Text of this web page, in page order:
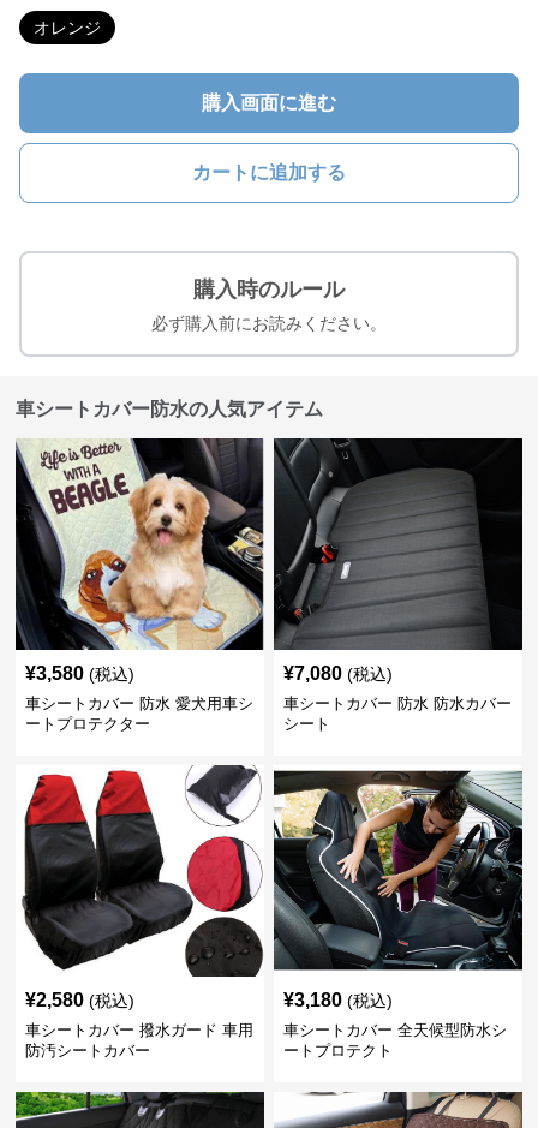
オレンジ
購入画面に進む
カートに追加する
購入時のルール
必ず購入前にお読みください。
車シートカバー防水の人気アイテム
¥3,580 (税込)
車シートカバー 防水 愛犬用車シ
ートプロテクター
¥7,080 (税込)
車シートカバー 防水 防水カバー
シート
¥2,580 (税込)
車シートカバー 撥水ガード 車用
防汚シートカバー
¥3,180 (税込)
車シートカバー 全天候型防水シ
ートプロテクト